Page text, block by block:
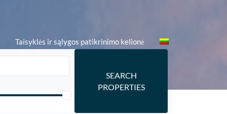
Taisyklės ir sąlygos patikrinimo kelionė